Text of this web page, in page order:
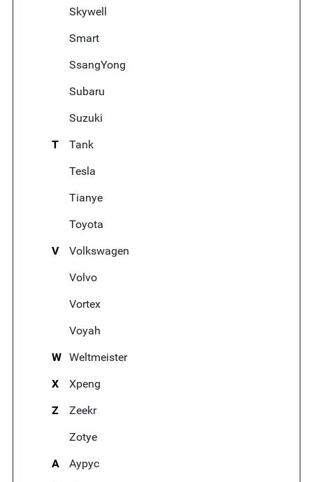
Skywell
Smart
SsangYong
Subaru
Suzuki
T
Tank
Tesla
Tianye
Toyota
V
Volkswagen
Volvo
Vortex
Voyah
W Weltmeister
X
Xpeng
Z
Zeekr
Zotye
А
Аурус